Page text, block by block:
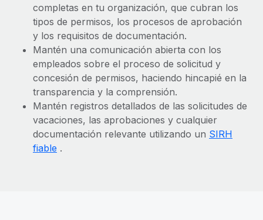
completas en tu organización, que cubran los
tipos de permisos, los procesos de aprobación
y los requisitos de documentación.
Mantén una comunicación abierta con los
empleados sobre el proceso de solicitud y
concesión de permisos, haciendo hincapié en la
transparencia y la comprensión.
Mantén registros detallados de las solicitudes de
vacaciones, las aprobaciones y cualquier
documentación relevante utilizando un SIRH
fiable .